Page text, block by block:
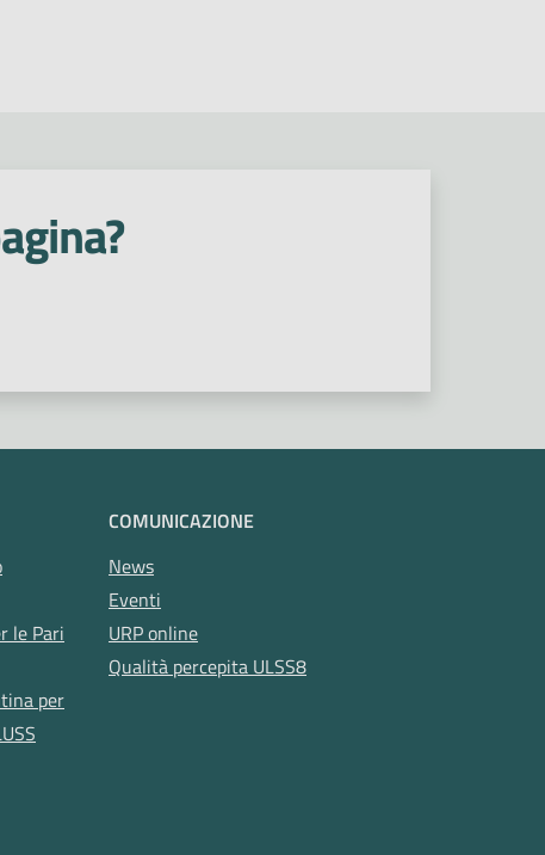
le Pari
per
COMUNICAZIONE
News
Eventi
URP online
Qualità percepita ULSS8